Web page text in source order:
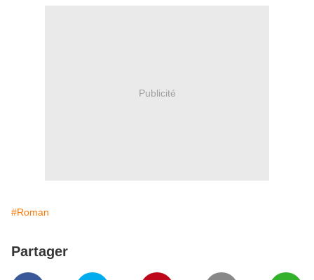
Publicité
#Roman
Partager